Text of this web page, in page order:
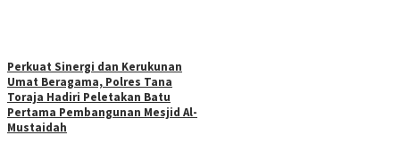
Perkuat Sinergi dan Kerukunan
Umat Beragama, Polres Tana
Toraja Hadiri Peletakan Batu
Pertama Pembangunan Mesjid Al-
Mustaidah